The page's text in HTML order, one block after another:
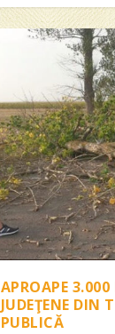
APROAPE 3.000
JUDEŢENE DIN
PUBLICĂ